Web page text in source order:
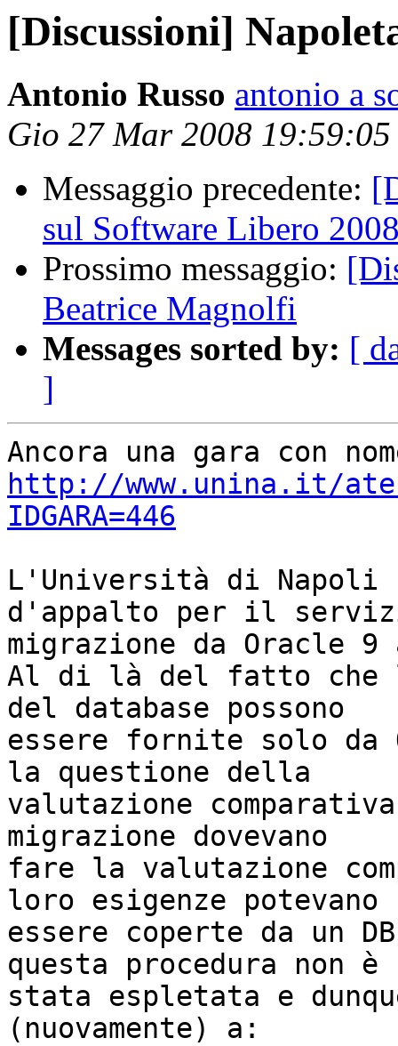
[Discussioni]
Antonio Russo antonio a
Gio 27 Mar 2008 19:59:05
Messaggio precedente:
sul Software Libero
Prossimo messaggio:
Beatrice Magnolfi
Messages sorted by: [
]
http://www.unina.it/
IDGARA=446
L'Università di Napoli
d'appalto per il
migrazione da Oracle
Al di là del fatto
del database possono
essere fornite solo da
la questione della
valutazione
migrazione dovevano
fare la valutazione
loro esigenze potevano
essere coperte da un
questa procedura non è
stata espletata e
(nuovamente) a: